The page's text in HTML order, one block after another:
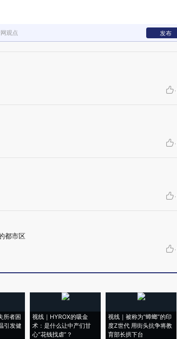
观点 发布
·
·
·
都市区
·
所者困
引发健
视线｜HYROX的吸金
术：是什么让中产们甘
心“花钱找虐”？
视线｜被称为“蟑螂”的印
度Z世代 用街头抗争将教
育部长拱下台